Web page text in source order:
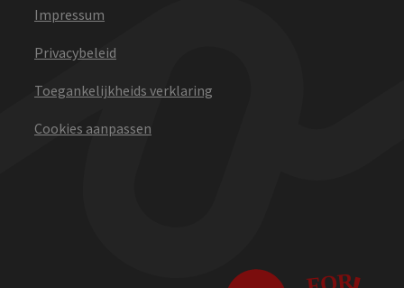
Impressum
Privacybeleid
Toegankelijkheids verklaring
Cookies aanpassen